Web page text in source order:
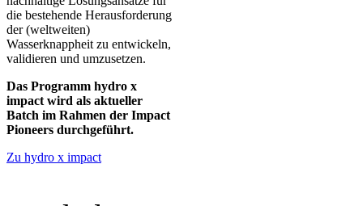
die bestehende Herausforderung
der (weltweiten)
Wasserknappheit zu entwickeln,
validieren und umzusetzen.
Das Programm hydro x
impact wird als aktueller
Batch im Rahmen der Impact
Pioneers durchgeführt.
Zu hydro x impact